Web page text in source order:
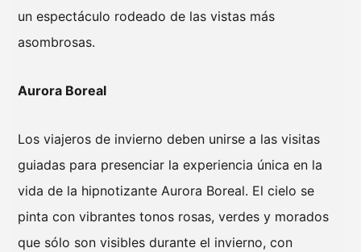
un espectáculo rodeado de las vistas más
asombrosas.
Aurora Boreal
Los viajeros de invierno deben unirse a las visitas
guiadas para presenciar la experiencia única en la
vida de la hipnotizante Aurora Boreal. El cielo se
pinta con vibrantes tonos rosas, verdes y morados
que sólo son visibles durante el invierno, con